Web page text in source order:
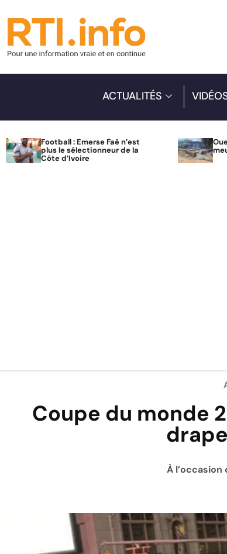
ACTUALITÉS
Football : Emerse Faé n’est
plus le sélectionneur de la
Côte d’Ivoire
Coupe du monde
À